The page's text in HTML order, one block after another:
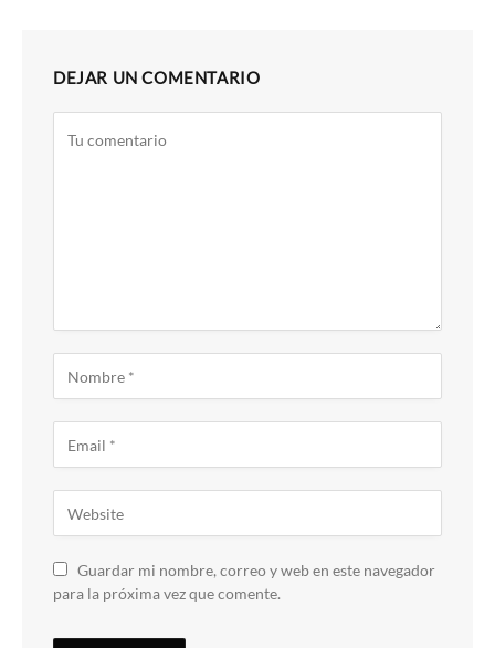
DEJAR UN COMENTARIO
Guardar mi nombre, correo y web en este navegador
para la próxima vez que comente.